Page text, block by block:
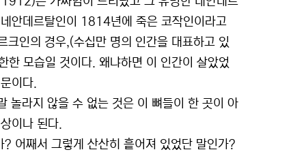
안데르탈인이 1814년에 죽은 코작인이라고
인의 경우,(수십만 명의 인간을 대표하고 있
한 모습일 것이다. 왜냐하면 이 인간이 살았었
이다.
놀라지 않을 수 없는 것은 이 뼈들이 한 곳이 아
이나 된다.
어째서 그렇게 산산히 흩어져 있었단 말인가?